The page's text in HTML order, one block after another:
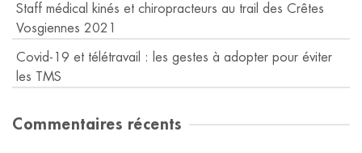
Staff médical kinés et chiropracteurs au trail des Crêtes
Vosgiennes 2021
Covid-19 et télétravail : les gestes à adopter pour éviter
les TMS
Commentaires récents